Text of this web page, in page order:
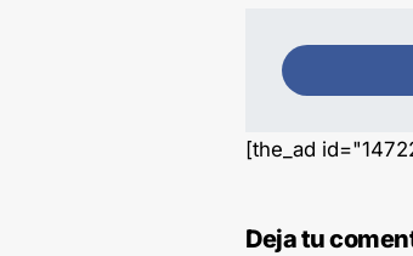
[the_ad
Deja tu